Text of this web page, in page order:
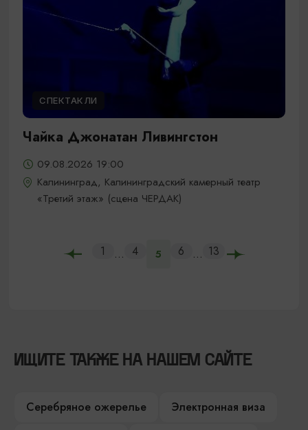
СПЕКТАКЛИ
Чайка Джонатан Ливингстон
09.08.2026 19:00
Калининград, Калининградский камерный театр
«Третий этаж» (сцена ЧЕРДАК)
1 ... 4 5 6 ... 13
ИЩИТЕ ТАКЖЕ НА НАШЕМ САЙТЕ
Серебряное ожерелье
Электронная виза